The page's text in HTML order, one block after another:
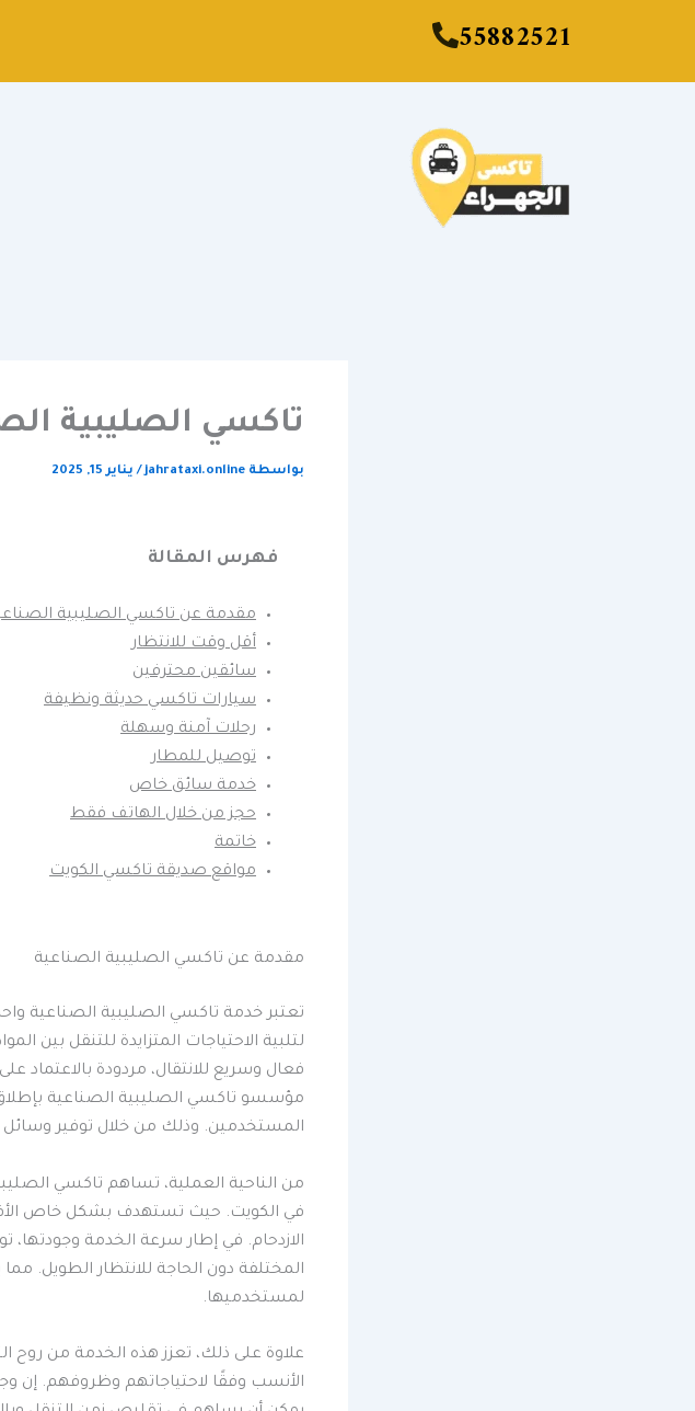
55882521
تاكسي الصليبية
بواسطة jahrataxi.online
/ يناير 15, 2025
فهرس المقالة
مقدمة عن تاكسي الصليبية
أقل وقت للانتظار
سائقين محترفين
سيارات تاكسي حديثة ونظيفة
رحلات آمنة وسهلة
توصيل للمطار
خدمة سائق خاص
حجز من خلال الهاتف فقط
خاتمة
مواقع صديقة تاكسي الكويت
مقدمة عن تاكسي الصليبية الصناعية
تعتبر خدمة تاكسي الصليبية الصناعية
لتلبية الاحتياجات المتزايدة للتنقل بين
فعال وسريع للانتقال، مردودة
مؤسسو تاكسي الصليبية الصناعية
المستخدمين. وذلك من خلال توفير وسائل
من الناحية العملية، تساهم تاكسي
في الكويت. حيث تستهدف بشكل خاص
الازدحام. في إطار سرعة الخدمة وجودتها،
المختلفة دون الحاجة للانتظار الطويل.
لمستخدميها.
علاوة على ذلك، تعزز هذه الخدمة من روح
الأنسب وفقًا لاحتياجاتهم وظروفهم. إن